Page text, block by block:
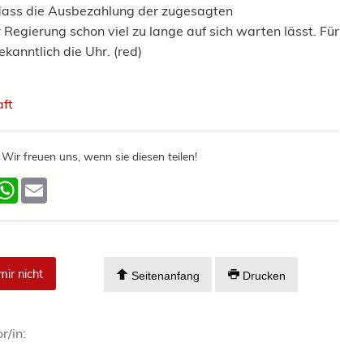
die Ausbezahlung der zugesagten
Regierung schon viel zu lange auf sich warten lässt. Für
die Uhr. (red)
freuen uns, wenn sie diesen teilen!
WhatsApp
nicht Seitenanfang Drucken
in: